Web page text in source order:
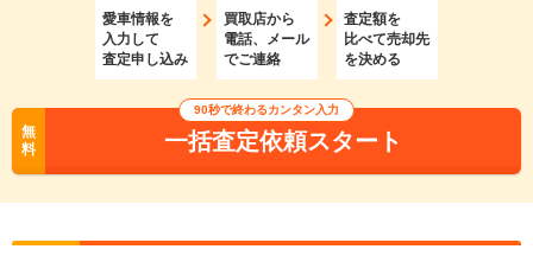
愛車情報を
入力して
査定申し込み
買取店から
電話、メール
でご連絡
査定額を
比べて売却先
を決める
無
料
90秒で終わるカンタン入力
一括査定依頼スタート